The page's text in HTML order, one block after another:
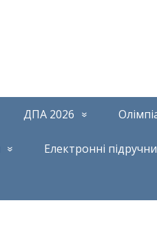
ДПА 2026
Електронні